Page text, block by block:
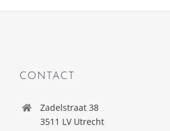
CONTACT
Zadelstraat 38
3511 LV Utrecht